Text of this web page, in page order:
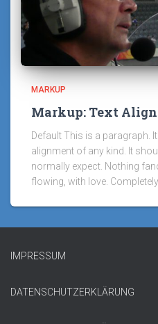
MARKUP
Markup: Text
Default This is a paragraph.
alignment of any kind. It
normally expect. Nothing
flowing, with love.
IMPRESSUM
DATENSCHUTZERKLÄRUNG